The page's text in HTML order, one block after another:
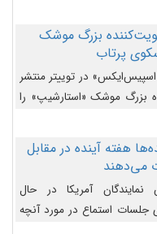
حوزه فضایی و مزایای جدیدی که
می‌کنند، می‌پردازد.
بزرگ موشک
پرتاب
در توییتر منتشر
بزرگ موشک «استارشیپ» را
هفته آینده در مقابل
می‌دهند
آمریکا در حال
جلسات استماع در مورد آنچه